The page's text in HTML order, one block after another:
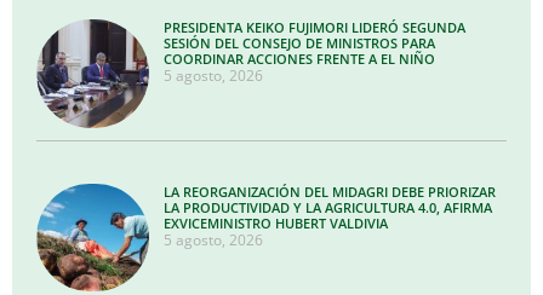
PRESIDENTA KEIKO FUJIMORI LIDERÓ SEGUNDA
SESIÓN DEL CONSEJO DE MINISTROS PARA
COORDINAR ACCIONES FRENTE A EL NIÑO
5 agosto, 2026
LA REORGANIZACIÓN DEL MIDAGRI DEBE PRIORIZAR
LA PRODUCTIVIDAD Y LA AGRICULTURA 4.0, AFIRMA
EXVICEMINISTRO HUBERT VALDIVIA
5 agosto, 2026